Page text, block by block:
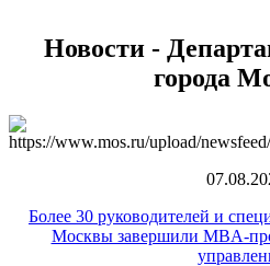
Новости -
города
Более 30 руководителей и
Москвы завершили MBA-